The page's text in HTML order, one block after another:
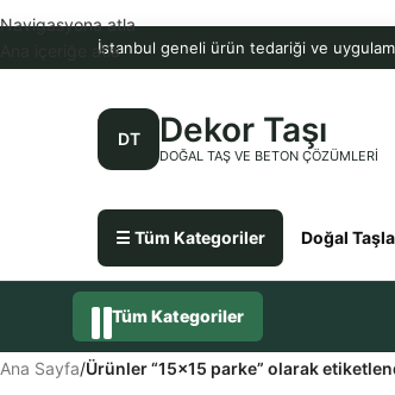
İstanbul geneli ürün tedariği ve
DT Dekor Taşı
DOĞAL TAŞ VE BETON ÇÖZÜMLERI
☰ Tüm Kategoriler Doğal
Navigasyona atla
Ana içeriğe atla
Tüm Kategoriler
Ana Sayfa/Ürünler “15x15 parke” olarak